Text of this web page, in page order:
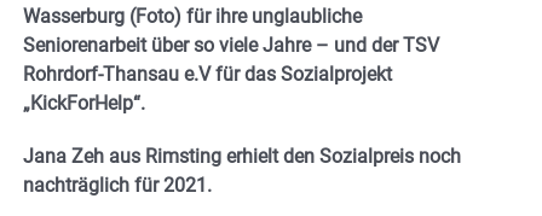
Wasserburg (Foto) für ihre unglaubliche
Seniorenarbeit über so viele Jahre – und der TSV
Rohrdorf-Thansau e.V für das Sozialprojekt
„KickForHelp“.
Jana Zeh aus Rimsting erhielt den Sozialpreis noch
nachträglich für 2021.